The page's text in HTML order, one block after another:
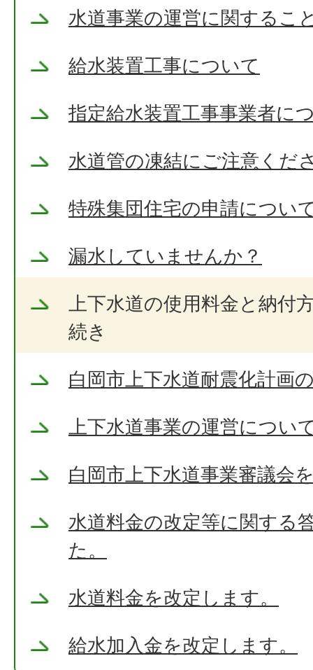
水道事業の運営に関するこ
給水装置工事について
指定給水装置工事事業者に
水道管の凍結にご注意くだ
特殊集団住宅の申請につい
漏水していませんか？
上下水道の使用料金と納付
続き
白岡市上下水道耐震化計画
上下水道事業の運営につい
白岡市上下水道事業審議会
水道料金の改定等に関する
た。
水道料金を改定します。
給水加入金を改定します。